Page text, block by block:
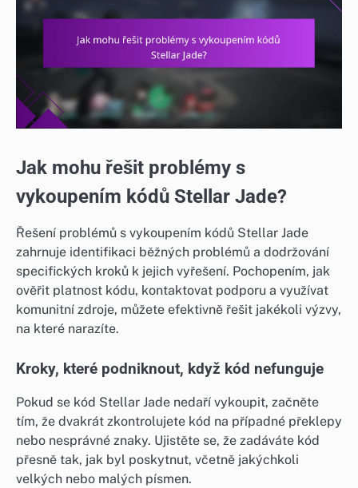
Jak mohu řešit problémy s
vykoupením kódů Stellar Jade?
Řešení problémů s vykoupením kódů Stellar Jade
zahrnuje identifikaci běžných problémů a dodržování
specifických kroků k jejich vyřešení. Pochopením, jak
ověřit platnost kódu, kontaktovat podporu a využívat
komunitní zdroje, můžete efektivně řešit jakékoli výzvy,
na které narazíte.
Kroky, které podniknout, když kód nefunguje
Pokud se kód Stellar Jade nedaří vykoupit, začněte
tím, že dvakrát zkontrolujete kód na případné překlepy
nebo nesprávné znaky. Ujistěte se, že zadáváte kód
přesně tak, jak byl poskytnut, včetně jakýchkoli
velkých nebo malých písmen.